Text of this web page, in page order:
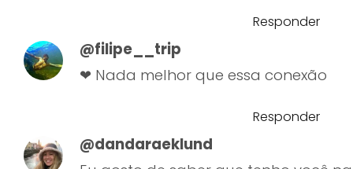
Responder
@filipe__trip
❤ Nada melhor que essa conexão
Responder
@dandaraeklund